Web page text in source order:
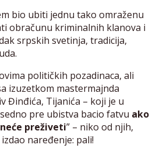
bio ubiti jednu tako omraženu
obračunu kriminalnih klanova i
srpskih svetinja, tradicija,
političkih pozadinaca, ali
izuzetkom mastermajnda
Đinđića, Tijanića – koji je u
pre ubistva bacio fatvu ako
preživeti” – niko od njih,
naređenje: pali!